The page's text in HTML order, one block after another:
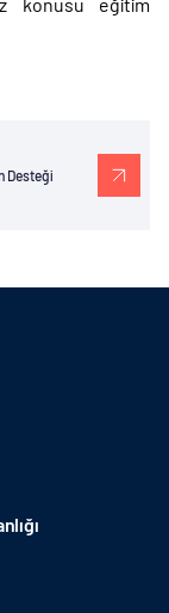
Desteği